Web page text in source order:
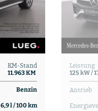
KM-Stand
11.963 KM
Benzin
6,9 l / 100 km
Leistung
125 kW /
Antrieb